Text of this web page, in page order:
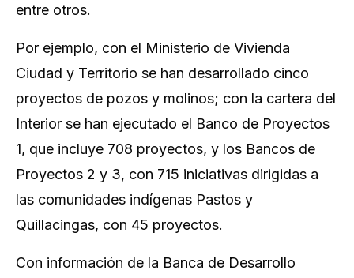
entre otros.
Por ejemplo, con el Ministerio de Vivienda
Ciudad y Territorio se han desarrollado cinco
proyectos de pozos y molinos; con la cartera del
Interior se han ejecutado el Banco de Proyectos
1, que incluye 708 proyectos, y los Bancos de
Proyectos 2 y 3, con 715 iniciativas dirigidas a
las comunidades indígenas Pastos y
Quillacingas, con 45 proyectos.
Con información de la Banca de Desarrollo